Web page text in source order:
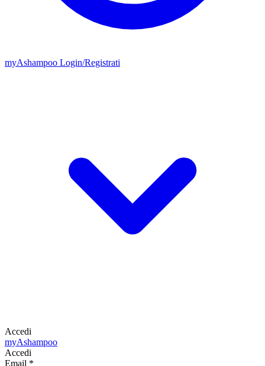
myAshampoo Login/Registrati
Accedi
myAshampoo
Accedi
Email *